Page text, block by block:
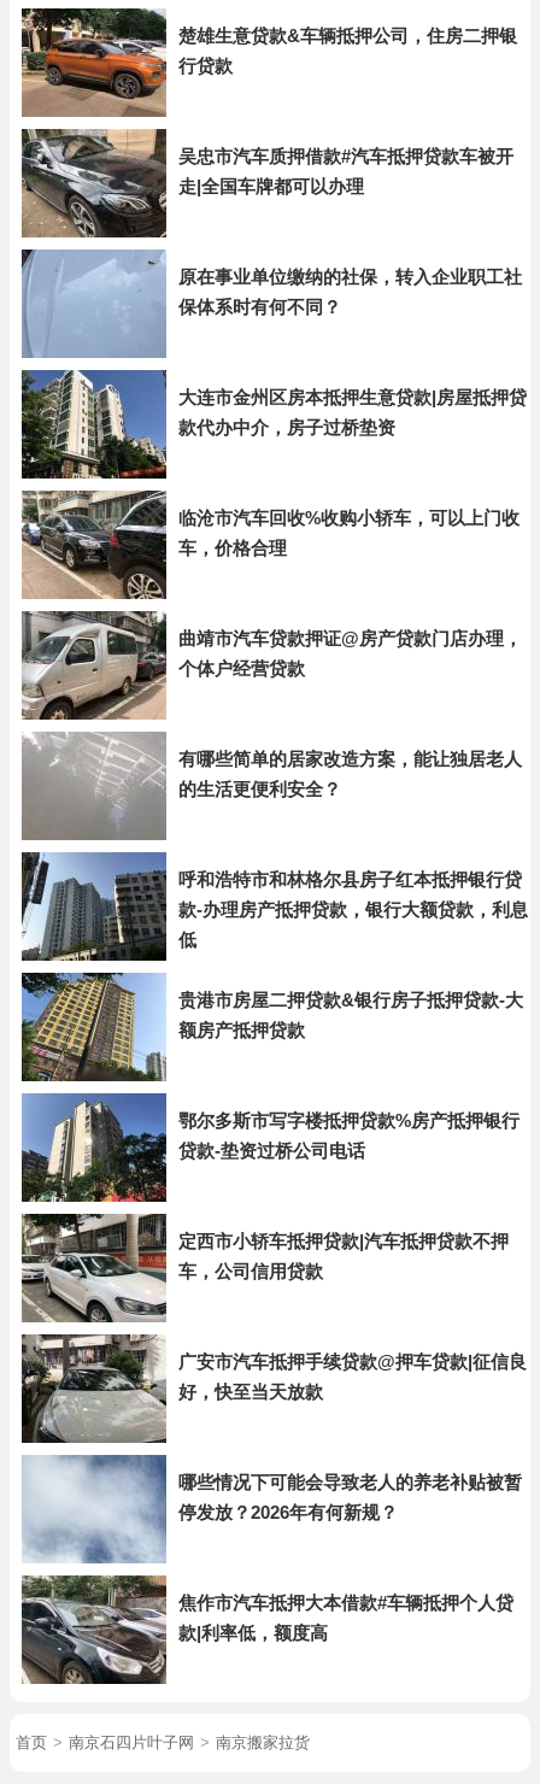
楚雄生意贷款&车辆抵押公司，住房二押银
行贷款
吴忠市汽车质押借款#汽车抵押贷款车被开
走|全国车牌都可以办理
原在事业单位缴纳的社保，转入企业职工社
保体系时有何不同？
大连市金州区房本抵押生意贷款|房屋抵押贷
款代办中介，房子过桥垫资
临沧市汽车回收%收购小轿车，可以上门收
车，价格合理
曲靖市汽车贷款押证@房产贷款门店办理，
个体户经营贷款
有哪些简单的居家改造方案，能让独居老人
的生活更便利安全？
呼和浩特市和林格尔县房子红本抵押银行贷
款-办理房产抵押贷款，银行大额贷款，利息
低
贵港市房屋二押贷款&银行房子抵押贷款-大
额房产抵押贷款
鄂尔多斯市写字楼抵押贷款%房产抵押银行
贷款-垫资过桥公司电话
定西市小轿车抵押贷款|汽车抵押贷款不押
车，公司信用贷款
广安市汽车抵押手续贷款@押车贷款|征信良
好，快至当天放款
哪些情况下可能会导致老人的养老补贴被暂
停发放？2026年有何新规？
焦作市汽车抵押大本借款#车辆抵押个人贷
款|利率低，额度高
首页 > 南京石四片叶子网 > 南京搬家拉货